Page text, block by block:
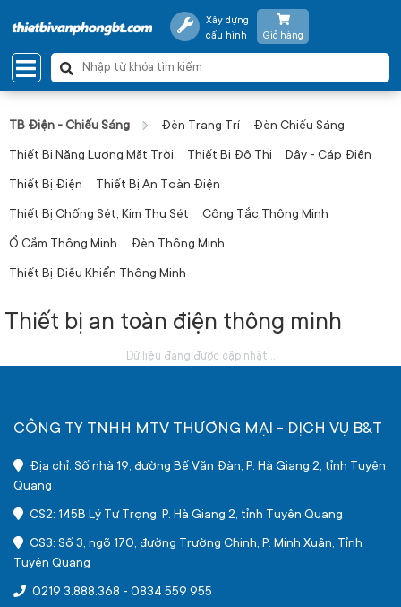
Xây dựng
cấu hình
Giỏ hàng
TB Điện - Chiếu Sáng Đèn Trang Trí Đèn Chiếu Sáng
Thiết Bị Năng Lượng Mặt Trời Thiết Bị Đô Thị Dây - Cáp Điện
Thiết Bị Điện Thiết Bị An Toàn Điện
Thiết Bị Chống Sét, Kim Thu Sét Công Tắc Thông Minh
Ổ Cắm Thông Minh Đèn Thông Minh
Thiết Bị Điều Khiển Thông Minh
Thiết bị an toàn điện thông minh
Dữ liệu đang được cập nhật...
CÔNG TY TNHH MTV THƯƠNG MẠI - DỊCH VỤ B&T
Địa chỉ: Số nhà 19, đường Bế Văn Đàn, P. Hà Giang 2, tỉnh Tuyên
Quang
CS2: 145B Lý Tự Trọng, P. Hà Giang 2, tỉnh Tuyên Quang
CS3: Số 3, ngõ 170, đường Trường Chinh, P. Minh Xuân, Tỉnh
Tuyên Quang
0219 3.888.368 - 0834 559 955